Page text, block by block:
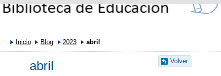
Inicio Blog 2023 abril
Volver
abril